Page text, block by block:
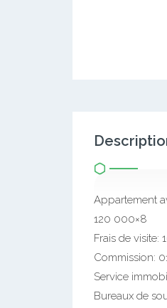
Appartement
120 000×8
Frais de visite:
Commission:
Service
Bureaux de